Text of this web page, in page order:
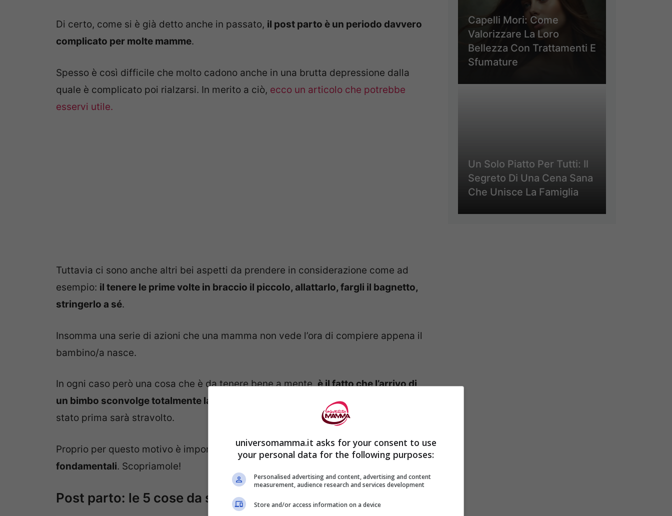
Di certo, come si è già detto anche in passato, il post parto è un periodo davvero
complicato per molte mamme.
Spesso è così difficile che molto cadono anche in una brutta depressione dalla
quale è complicato poi rialzarsi. In merito a ciò, ecco un articolo che potrebbe
esservi utile.
Tuttavia ci sono anche altri bei aspetti da prendere in considerazione come ad
esempio: il tenere le prime volte in braccio il piccolo, allattarlo, fargli il bagnetto,
stringerlo a sé.
Insomma una serie di azioni che una mamma non vede l’ora di compiere appena il
bambino/a nasce.
In ogni caso però una cosa che è da tenere bene a mente,è il fatto che l’arrivo di
un bimbo sconvolge totalmente la routine quotidiana
e che tutto quello che c’è
stato prima sarà stravolto.
Proprio per questo motivo è importante essere a conoscenza di 5 cose
fondamentali. Scopriamole!
Post parto: le 5 cose da sepere sui primi mesi del bebè
Capelli Mori: Come
Valorizzare La Loro
Bellezza Con Trattamenti E
Sfumature
Un Solo Piatto Per Tutti: Il
Segreto Di Una Cena Sana
Che Unisce La Famiglia
universomamma.it asks for your consent to use
your personal data for the following purposes:
Personalised advertising and content, advertising and content
measurement, audience research and services development
Store and/or access information on a device